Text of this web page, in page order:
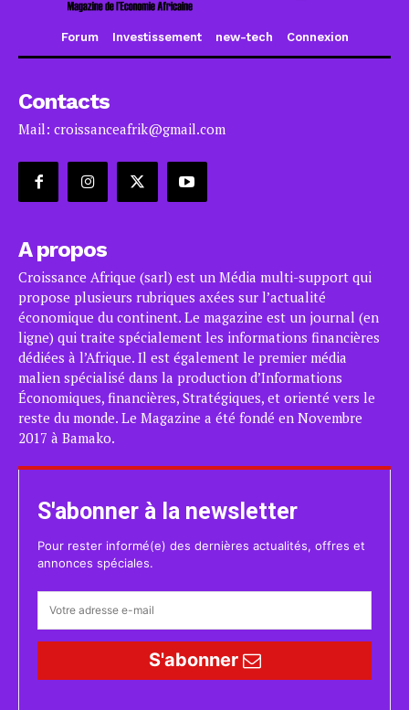
Forum Investissement new-tech Connexion
Contacts
Mail: croissanceafrik@gmail.com
A propos
Croissance Afrique (sarl) est un Média multi-support qui
propose plusieurs rubriques axées sur l’actualité
économique du continent. Le magazine est un journal (en
ligne) qui traite spécialement les informations financières
dédiées à l’Afrique. Il est également le premier média
malien spécialisé dans la production d’Informations
Économiques, financières, Stratégiques, et orienté vers le
reste du monde. Le Magazine a été fondé en Novembre
2017 à Bamako.
S'abonner à la newsletter
Pour rester informé(e) des dernières actualités, offres et
annonces spéciales.
S'abonner